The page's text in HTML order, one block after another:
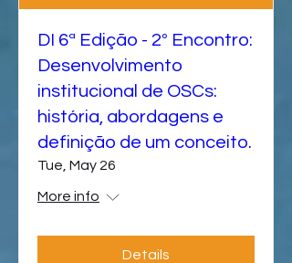
DI 6ª Edição - 2º Encontro:
Desenvolvimento
institucional de OSCs:
história, abordagens e
definição de um conceito.
Tue, May 26
More info
Details